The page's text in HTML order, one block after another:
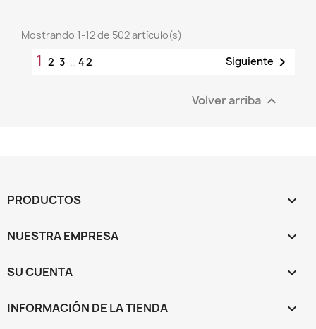
Mostrando 1-12 de 502 artículo(s)
1 2 3 … 42 Siguiente 
Volver arriba 
PRODUCTOS 
NUESTRA EMPRESA 
SU CUENTA 
INFORMACIÓN DE LA TIENDA keyboard_arrow_down